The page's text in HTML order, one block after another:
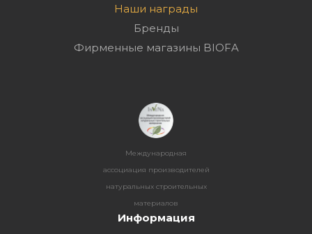
Наши награды
Бренды
Фирменные магазины BIOFA
Международная
ассоциация производителей
натуральных строительных
материалов
Информация